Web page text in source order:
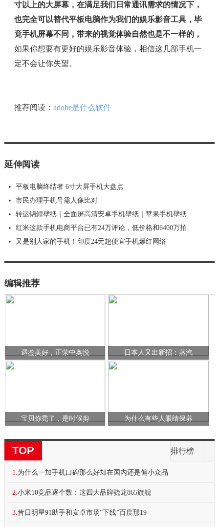
寸以上的大屏幕，在满足我们日常通讯需求的情况下，
也完全可以替代平板电脑作为我们的娱乐影音工具，毕
竟手机屏幕不同，带来的视觉体验自然也是不一样的，
如果你想要有更好的娱乐影音体验，相信这几部手机一
定不会让你失望。
推荐阅读： adobe是什么软件
延伸阅读
平板电脑终结者 6寸大屏手机大盘点
市民办理手机号需人像比对
转运锦鲤壁纸｜全面屏高清安卓手机壁纸｜苹果手机壁纸
红米这款手机电商平台已有24万评论，低价格和6400万拍
又是别人家的手机！印度24元超便宜手机爆红网络
编辑推荐
遇鉴美好，正荣中奥悦 日本人又出新招：蒸汽
宝贝你秃了，是时候剪 为什么有些人眼睛保养
TOP 排行榜
1.为什么一加手机口碑那么好却在国内还是偏小众品
2.小米10竞品逐个数：这四大品牌骁龙865旗舰
3.昔日明星91助手和安卓市场“下线”百度那19